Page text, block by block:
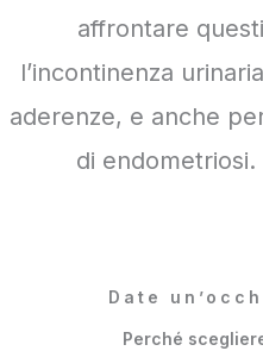
affrontare
l’incontinenza
aderenze, e anche
di
Date
Perché